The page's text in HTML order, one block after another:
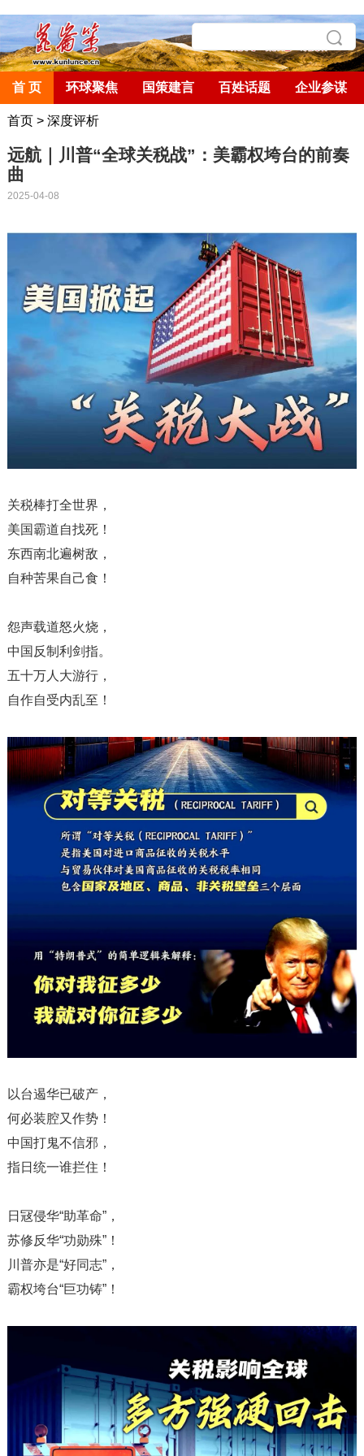
首 页 环球聚焦 国策建言 百姓话题 企业参谋
首页> 深度评析
远航｜川普“全球关税战”：美霸权垮台的前奏
曲
2025-04-08
关税棒打全世界，
美国霸道自找死！
东西南北遍树敌，
自种苦果自己食！
怨声载道怒火烧，
中国反制利剑指。
五十万人大游行，
自作自受内乱至！
以台遏华已破产，
何必装腔又作势！
中国打鬼不信邪，
指日统一谁拦住！
日冦侵华“助革命”，
苏修反华“功勋殊”！
川普亦是“好同志”，
霸权垮台“巨功铸”！